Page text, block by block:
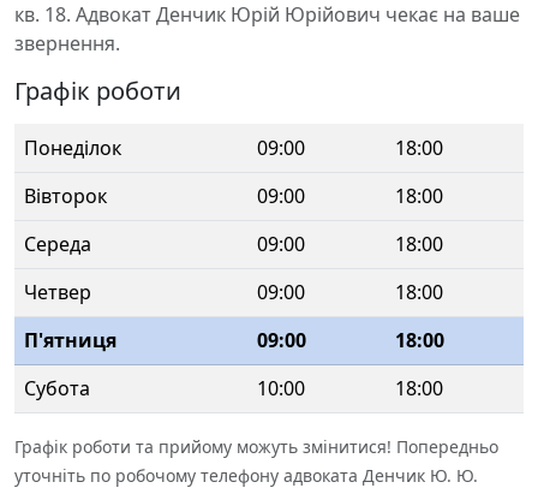
кв. 18. Адвокат Денчик Юрій Юрійович чекає на ваше
звернення.
Графік роботи
Понеділок 09:00
18:00
Вівторок
09:00
18:00
Середа
09:00
18:00
Четвер
09:00
18:00
П'ятниця
09:00
18:00
Субота
10:00 18:00
Графік роботи та прийому можуть змінитися! Попередньо
уточніть по робочому телефону адвоката Денчик Ю. Ю.